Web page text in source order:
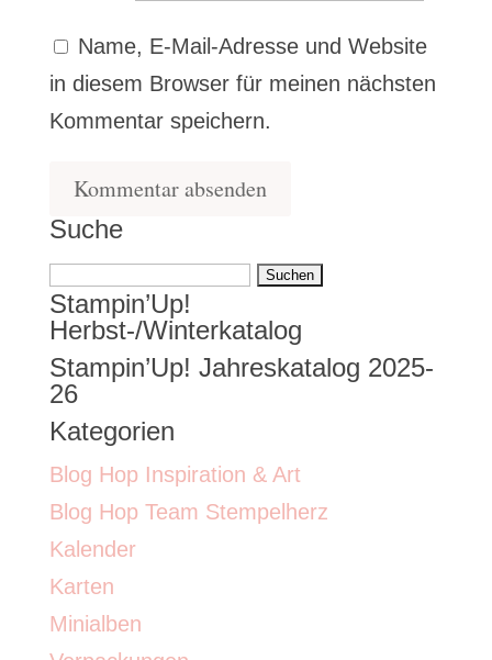
Name, E-Mail-Adresse und Website
in diesem Browser für meinen nächsten
Kommentar speichern.
Suche
Suchen
nach:
Stampin’Up!
Herbst-/Winterkatalog
Stampin’Up! Jahreskatalog 2025-
26
Kategorien
Blog Hop Inspiration & Art
Blog Hop Team Stempelherz
Kalender
Karten
Minialben